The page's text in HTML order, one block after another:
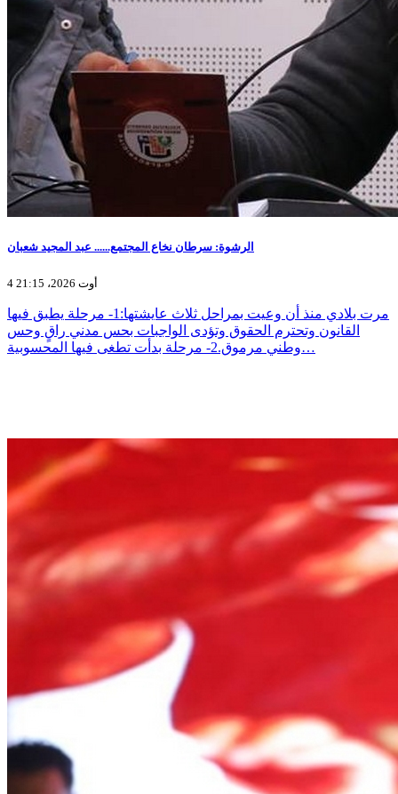
الرشوة: سرطان نخاع المجتمع...... عبد المجيد شعبان
4 أوت 2026، 21:15
مرت بلادي منذ أن وعيت بمراحل ثلاث عايشتها:1- مرحلة يطبق فيها
القانون وتحترم الحقوق وتؤدى الواجبات بحس مدني راقٍ وحس
وطني مرموق.2- مرحلة بدأت تطغى فيها المحسوبية…